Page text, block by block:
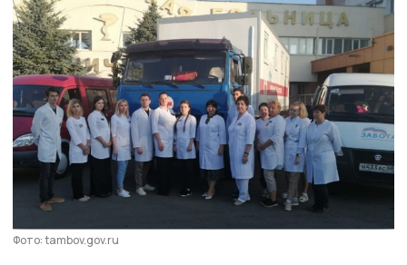
Фото: tambov.gov.ru